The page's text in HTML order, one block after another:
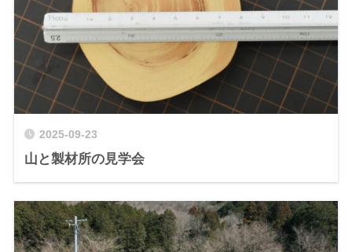
2025-09-23
山と製材所の見学会